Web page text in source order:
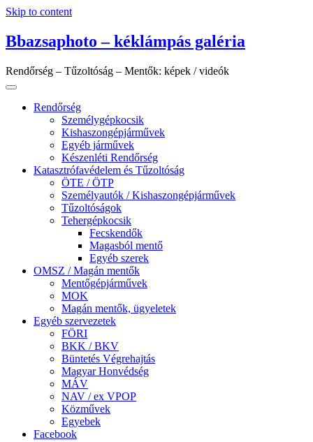
Skip to content
Bbazsaphoto – kéklámpás galéria
Rendőrség – Tűzoltóság – Mentők: képek / videók
Rendőrség
Személygépkocsik
Kishaszongépjárművek
Egyéb járművek
Készenléti Rendőrség
Katasztrófavédelem és Tűzoltóság
ÖTE / ÖTP
Személyautók / Kishaszongépjárművek
Tűzoltóságok
Tehergépkocsik
Fecskendők
Magasból mentő
Egyéb szerek
OMSZ / Magán mentők
Mentőgépjárművek
MOK
Magán mentők, ügyeletek
Egyéb szervezetek
FÖRI
BKK / BKV
Büntetés Végrehajtás
Magyar Honvédség
MÁV
NAV / ex VPOP
Közművek
Egyebek
Facebook